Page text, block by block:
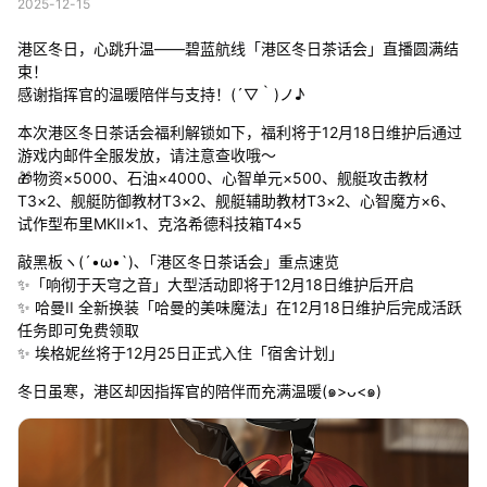
2025-12-15
港区冬日，心跳升温——碧蓝航线「港区冬日茶话会」直播圆满结
束！
感谢指挥官的温暖陪伴与支持！(´▽｀)ノ♪
本次港区冬日茶话会福利解锁如下，福利将于12月18日维护后通过
游戏内邮件全服发放，请注意查收哦～
🎁物资×5000、石油×4000、心智单元×500、舰艇攻击教材
T3×2、舰艇防御教材T3×2、舰艇辅助教材T3×2、心智魔方×6、
试作型布里MKII×1、克洛希德科技箱T4×5
敲黑板ヽ(´•ω•`)､「港区冬日茶话会」重点速览
✨「响彻于天穹之音」大型活动即将于12月18日维护后开启
✨ 哈曼II 全新换装「哈曼的美味魔法」在12月18日维护后完成活跃
任务即可免费领取
✨ 埃格妮丝将于12月25日正式入住「宿舍计划」
冬日虽寒，港区却因指挥官的陪伴而充满温暖(๑>ᴗ<๑)